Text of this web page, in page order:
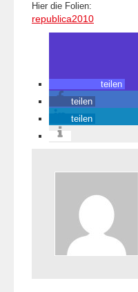
Hier die Folien:
republica2010
teilen
teilen
teilen